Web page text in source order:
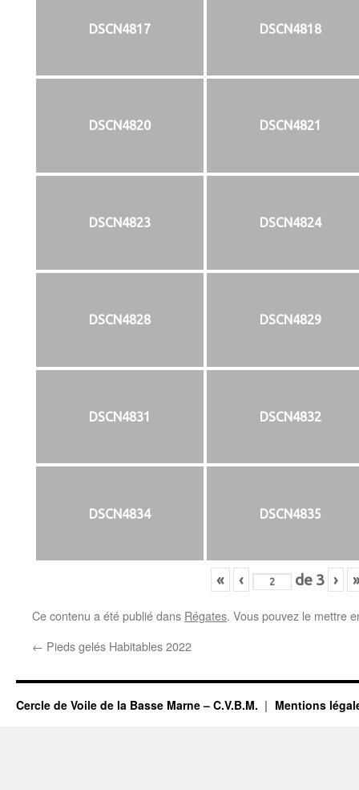
DSCN4817 DSCN4818
DSCN4820 DSCN4821
DSCN4823 DSCN4824
DSCN4828 DSCN4829
DSCN4831 DSCN4832
DSCN4834 DSCN4835
« ‹ de 3 ›
Ce contenu a été publié dans Régates. Vous pouvez le mettre
← Pieds gelés Habitables 2022
Cercle de Voile de la Basse Marne – C.V.B.M. Mentions